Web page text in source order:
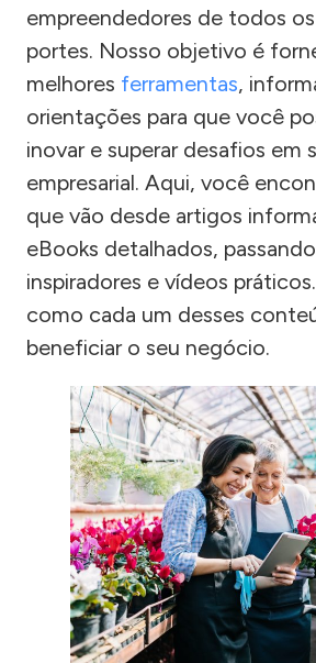
empreendedores de todos
portes. Nosso objetivo é
melhores ferramentas,
orientações para que você
inovar e superar desafios em
empresarial. Aqui, você
que vão desde artigos
eBooks detalhados,
inspiradores e vídeos
como cada um desses
beneficiar o seu negócio.